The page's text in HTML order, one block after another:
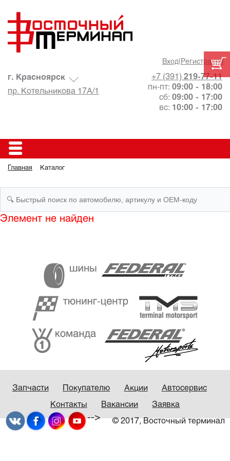
Вход| Регистрация
+7 (391) 219-77-11
пн-пт: 09:00 - 18:00
сб: 09:00 - 17:00
вс: 10:00 - 17:00
г. Красноярск
пр. Котельникова 17А/1
Главная Каталог
Элемент не найден
Запчасти Покупателю Акции Автосервис
Контакты Вакансии Заявка
© 2017, Восточный терминал
-->